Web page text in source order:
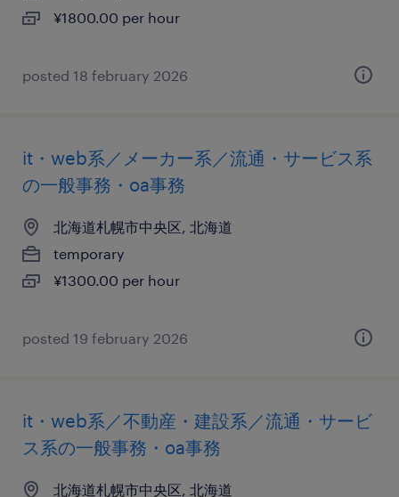
¥1800.00 per hour
posted 18 february 2026
it・web系／メーカー系／流通・サービス系
の一般事務・oa事務
北海道札幌市中央区, 北海道
temporary
¥1300.00 per hour
posted 19 february 2026
it・web系／不動産・建設系／流通・サービ
ス系の一般事務・oa事務
北海道札幌市中央区, 北海道